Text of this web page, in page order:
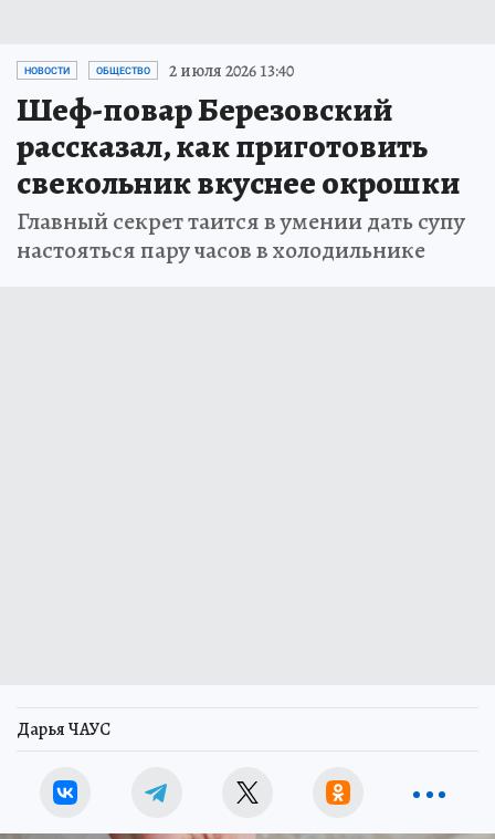
НОВОСТИ ОБЩЕСТВО 2 июля 2026 13:40
Шеф-повар Березовский
рассказал, как приготовить
свекольник вкуснее окрошки
Главный секрет таится в умении дать супу
настояться пару часов в холодильнике
Дарья ЧАУС